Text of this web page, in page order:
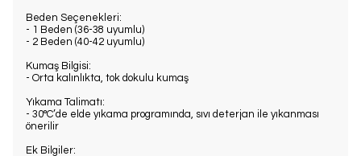
Beden Seçenekleri:
- 1 Beden (36-38 uyumlu)
- 2 Beden (40-42 uyumlu)
Kumaş Bilgisi:
- Orta kalınlıkta, tok dokulu kumaş
Yıkama Talimatı:
- 30°C’de elde yıkama programında, sıvı deterjan ile yıkanması
önerilir
Ek Bilgiler: